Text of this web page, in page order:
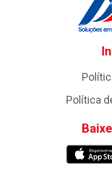
Política